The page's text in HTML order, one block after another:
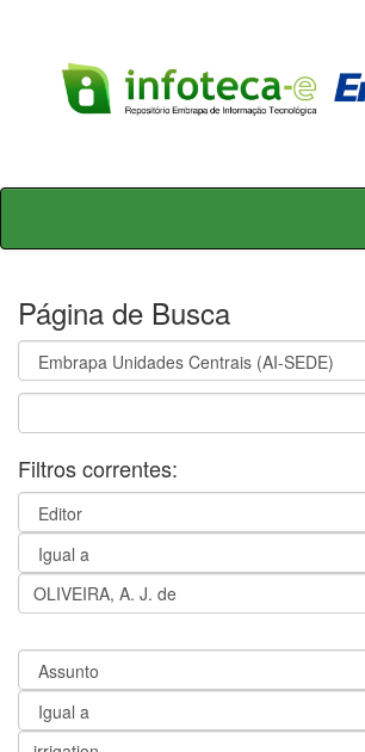
Skip
Página de Busca
Filtros correntes: